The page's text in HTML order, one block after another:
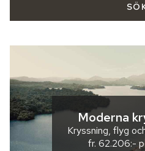
Moderna
Kryssning, flyg
fr. 62.206:-